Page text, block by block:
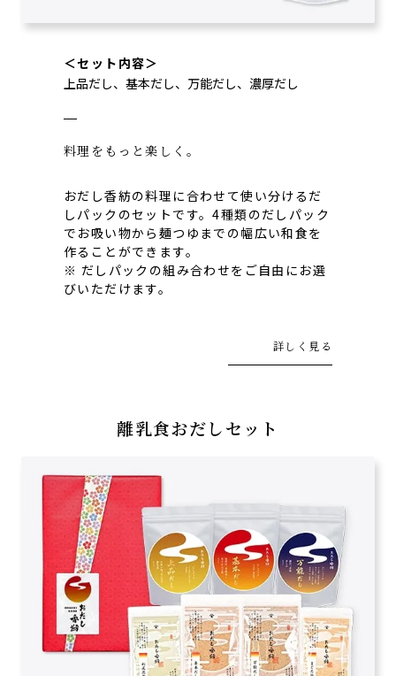
＜セット内容＞
上品だし、基本だし、万能だし、濃厚だし
料理をもっと楽しく。
おだし香紡の料理に合わせて使い分けるだ
しパックのセットです。4種類のだしパック
でお吸い物から麺つゆまでの幅広い和食を
作ることができます。
※ だしパックの組み合わせをご自由にお選
びいただけます。
詳しく見る
離乳食おだしセット